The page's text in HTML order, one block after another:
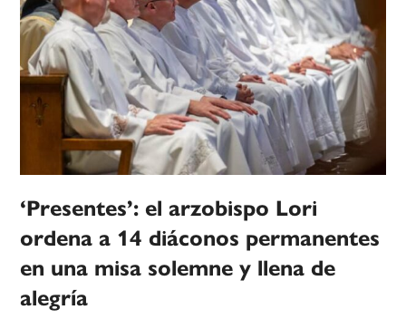
‘Presentes’: el arzobispo Lori
ordena a 14 diáconos permanentes
en una misa solemne y llena de
alegría